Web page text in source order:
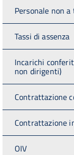
Personale non
Tassi di assenza
Incarichi
non dirigenti)
Contrattazione
Contrattazione
OIV